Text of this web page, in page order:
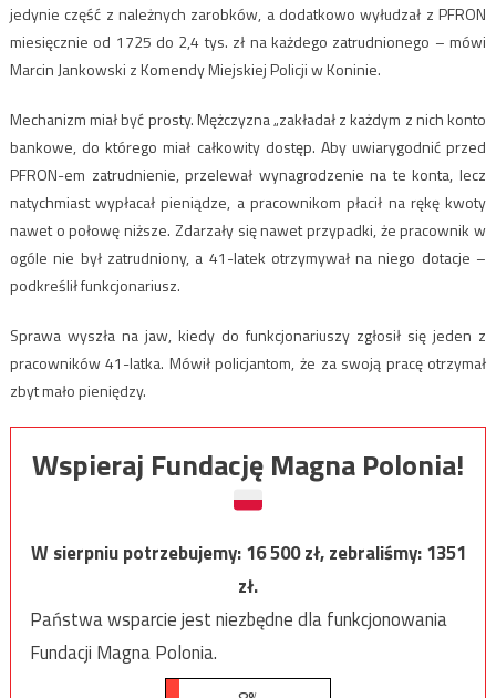
jedynie część z należnych zarobków, a dodatkowo wyłudzał z PFRON
miesięcznie od 1725 do 2,4 tys. zł na każdego zatrudnionego – mówi
Marcin Jankowski z Komendy Miejskiej Policji w Koninie.
Mechanizm miał być prosty. Mężczyzna „zakładał z każdym z nich konto
bankowe, do którego miał całkowity dostęp. Aby uwiarygodnić przed
PFRON-em zatrudnienie, przelewał wynagrodzenie na te konta, lecz
natychmiast wypłacał pieniądze, a pracownikom płacił na rękę kwoty
nawet o połowę niższe. Zdarzały się nawet przypadki, że pracownik w
ogóle nie był zatrudniony, a 41-latek otrzymywał na niego dotacje –
podkreślił funkcjonariusz.
Sprawa wyszła na jaw, kiedy do funkcjonariuszy zgłosił się jeden z
pracowników 41-latka. Mówił policjantom, że za swoją pracę otrzymał
zbyt mało pieniędzy.
Wspieraj Fundację Magna Polonia!
W sierpniu potrzebujemy:16 500zł, zebraliśmy:1351
zł.
Państwa wsparcie jest niezbędne dla funkcjonowania
Fundacji Magna Polonia.